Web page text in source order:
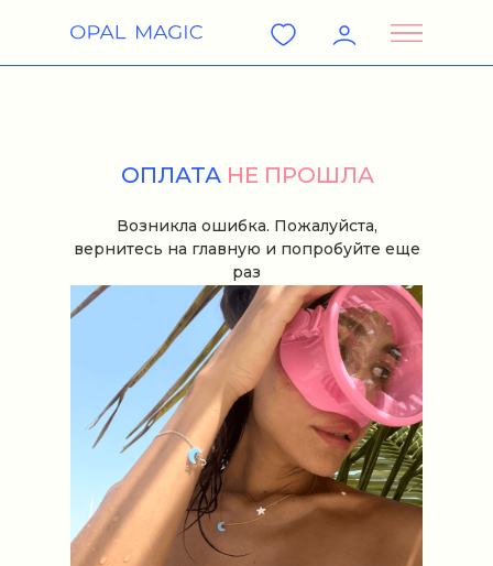
ОПЛАТА НЕ ПРОШЛА
Возникла ошибка. Пожалуйста,
вернитесь на главную и попробуйте еще
раз